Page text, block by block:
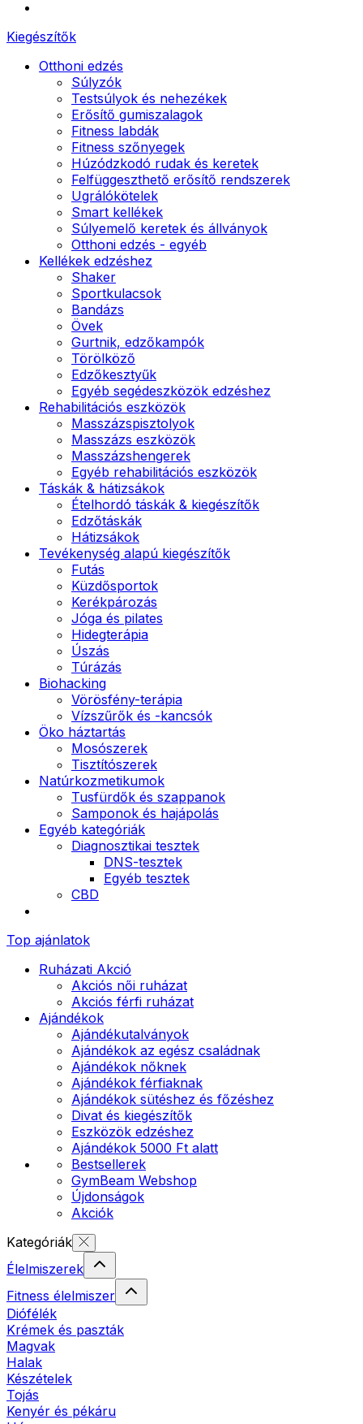
Kiegészítők
Otthoni edzés
Súlyzók
Testsúlyok és nehezékek
Erősítő gumiszalagok
Fitness labdák
Fitness szőnyegek
Húzódzkodó rudak és keretek
Felfüggeszthető erősítő rendszerek
Ugrálókötelek
Smart kellékek
Súlyemelő keretek és állványok
Otthoni edzés - egyéb
Kellékek edzéshez
Shaker
Sportkulacsok
Bandázs
Övek
Gurtnik, edzőkampók
Törölköző
Edzőkesztyűk
Egyéb segédeszközök edzéshez
Rehabilitációs eszközök
Masszázspisztolyok
Masszázs eszközök
Masszázshengerek
Egyéb rehabilitációs eszközök
Táskák & hátizsákok
Ételhordó táskák & kiegészítők
Edzőtáskák
Hátizsákok
Tevékenység alapú kiegészítők
Futás
Küzdősportok
Kerékpározás
Jóga és pilates
Hidegterápia
Úszás
Túrázás
Biohacking
Vörösfény-terápia
Vízszűrők és -kancsók
Öko háztartás
Mosószerek
Tisztítószerek
Natúrkozmetikumok
Tusfürdők és szappanok
Samponok és hajápolás
Egyéb kategóriák
Diagnosztikai tesztek
DNS-tesztek
Egyéb tesztek
CBD
Top ajánlatok
Ruházati Akció
Akciós női ruházat
Akciós férfi ruházat
Ajándékok
Ajándékutalványok
Ajándékok az egész családnak
Ajándékok nőknek
Ajándékok férfiaknak
Ajándékok sütéshez és főzéshez
Divat és kiegészítők
Eszközök edzéshez
Ajándékok 5000 Ft alatt
Bestsellerek
GymBeam Webshop
Újdonságok
Akciók
Kategóriák
Élelmiszerek
Fitness élelmiszer
Diófélék
Krémek és paszták
Magvak
Halak
Készételek
Tojás
Kenyér és pékáru